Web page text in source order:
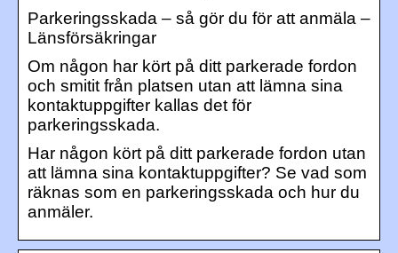
Parkeringsskada – så gör du för att anmäla –
Länsförsäkringar
Om någon har kört på ditt parkerade fordon
och smitit från platsen utan att lämna sina
kontaktuppgifter kallas det för
parkeringsskada.
Har någon kört på ditt parkerade fordon utan
att lämna sina kontaktuppgifter? Se vad som
räknas som en parkeringsskada och hur du
anmäler.